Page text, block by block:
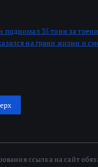
поднимал 35 тонн за
на грани жизни и
ссылка на сайт